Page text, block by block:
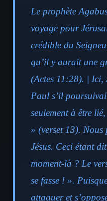
Le prophète
voyage pour
crédible du
qu’il y aurait une
(Actes 11:28). | Ici,
Paul s’il
seulement à être
» (verset 13).
Jésus. Ceci étant
moment-là ? Le
se fasse ! ».
attaquer et